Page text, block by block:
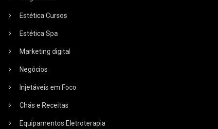
Estética Cursos
Estética Spa
Marketing digital
Negócios
Injetáveis em Foco
Chás e Receitas
Equipamentos Eletroterapia